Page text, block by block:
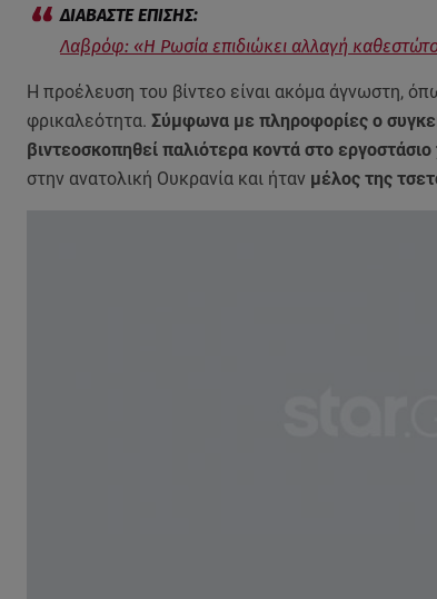
Λαβρόφ: «Η Ρωσία επιδιώκει αλλαγή
Η προέλευση του βίντεο είναι ακόμα άγνωστη,
φρικαλεότητα. Σύμφωνα με πληροφορίες ο
βιντεοσκοπηθεί παλιότερα κοντά στο
στην ανατολική Ουκρανία και ήταν μέλος της